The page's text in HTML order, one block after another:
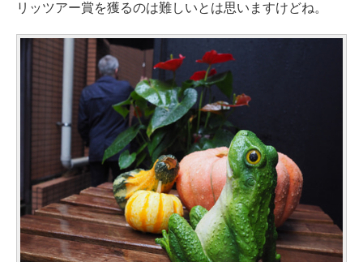
リッツアー賞を獲るのは難しいとは思いますけどね。